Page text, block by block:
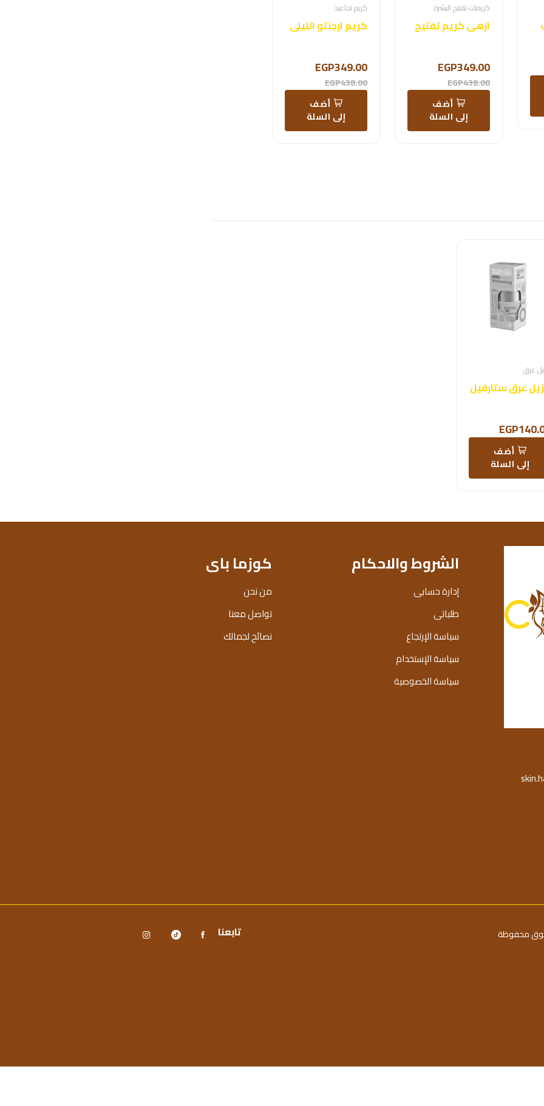
كريمات تفتيح البشرة
ازهى كريم تفتيح
EGP349.00
EGP438.00
أضف
إلى السلة
كريم تجاعيد
كريم ارجنتو الليلى
EGP349.00
EGP438.00
أضف
إلى السلة
عرق
عرق ستارفيل
أضف
إلى السلة
الشروط والاحكام
إدارة حسابى
طلباتى
سياسة الإرتجاع
سياسة الإستخدام
سياسة الخصوصية
كوزما باى
من نحن
تواصل معنا
نصائح لجمالك
تابعنا